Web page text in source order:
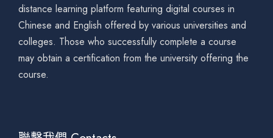
distance learning platform featuring digital courses in
Chinese and English offered by various universities and
colleges. Those who successfully complete a course
may obtain a certification from the university offering the
course.